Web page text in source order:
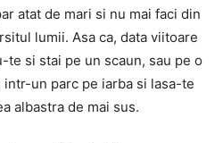
atat de mari si nu mai faci din
lumii. Asa ca, data viitoare
te si stai pe un scaun, sau pe o
intr-un parc pe iarba si lasa-te
albastra de mai sus.